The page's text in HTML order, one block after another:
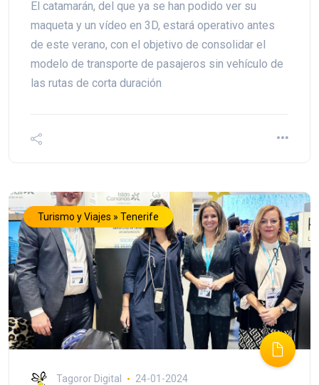
El catamarán, del que ya se han podido ver su
maqueta y un vídeo en 3D, estará operativo antes
de este verano, con el objetivo de consolidar el
modelo de transporte de pasajeros sin vehículo de
las rutas de corta duración
Turismo y Viajes » Tenerife
Tagoror Digital 24-01-2024